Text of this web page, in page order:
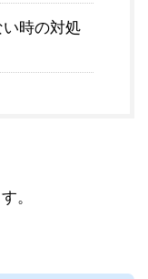
時の対処
。